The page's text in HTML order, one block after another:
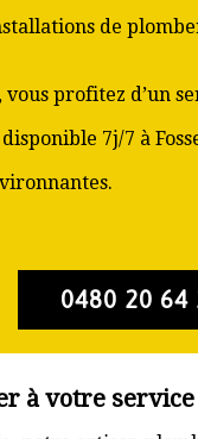
de
vous profitez d’un
7j/7 à
0480 20 64
à votre service